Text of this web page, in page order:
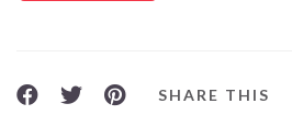
SHARE THIS